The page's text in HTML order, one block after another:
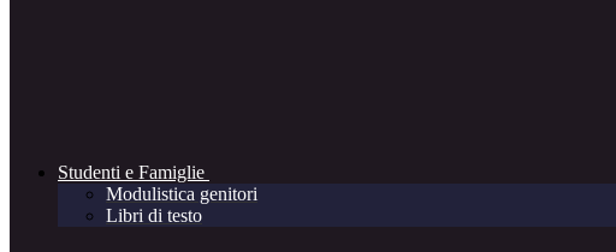
Studenti e Famiglie
Modulistica genitori
Libri di testo